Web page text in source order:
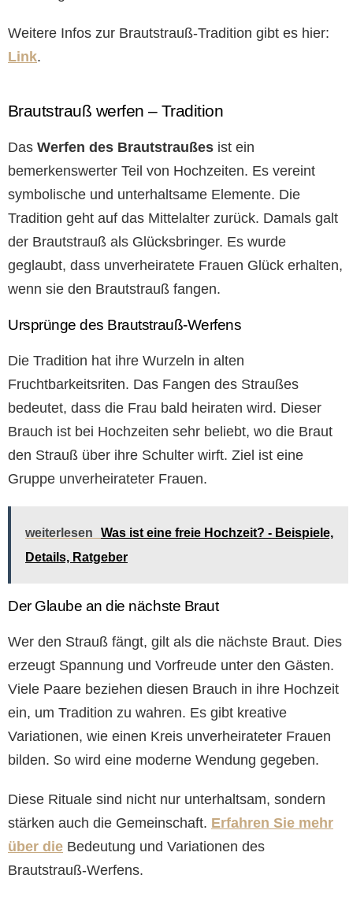
Weitere Infos zur Brautstrauß-Tradition gibt es hier:
Link.
Brautstrauß werfen – Tradition
Das Werfen des Brautstraußes ist ein
bemerkenswerter Teil von Hochzeiten. Es vereint
symbolische und unterhaltsame Elemente. Die
Tradition geht auf das Mittelalter zurück. Damals galt
der Brautstrauß als Glücksbringer. Es wurde
geglaubt, dass unverheiratete Frauen Glück erhalten,
wenn sie den Brautstrauß fangen.
Ursprünge des Brautstrauß-Werfens
Die Tradition hat ihre Wurzeln in alten
Fruchtbarkeitsriten. Das Fangen des Straußes
bedeutet, dass die Frau bald heiraten wird. Dieser
Brauch ist bei Hochzeiten sehr beliebt, wo die Braut
den Strauß über ihre Schulter wirft. Ziel ist eine
Gruppe unverheirateter Frauen.
weiterlesen
Was ist eine freie Hochzeit? - Beispiele,
Details, Ratgeber
Der Glaube an die nächste Braut
Wer den Strauß fängt, gilt als die nächste Braut. Dies
erzeugt Spannung und Vorfreude unter den Gästen.
Viele Paare beziehen diesen Brauch in ihre Hochzeit
ein, um Tradition zu wahren. Es gibt kreative
Variationen, wie einen Kreis unverheirateter Frauen
bilden. So wird eine moderne Wendung gegeben.
Diese Rituale sind nicht nur unterhaltsam, sondern
stärken auch die Gemeinschaft. Erfahren Sie mehr
über die Bedeutung und Variationen des
Brautstrauß-Werfens.